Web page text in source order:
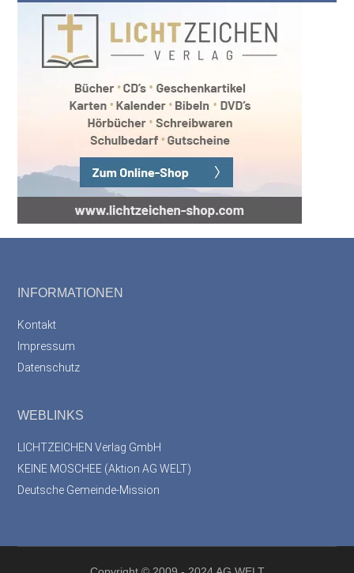
Footer
INFORMATIONEN
Kontakt
Impressum
Datenschutz
WEBLINKS
LICHTZEICHEN Verlag GmbH
KEINE MOSCHEE (Aktion AG WELT)
Deutsche Gemeinde-Mission